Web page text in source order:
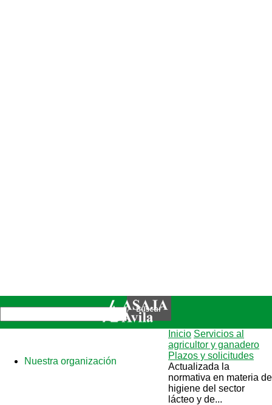
Nuestra organización
Inicio Servicios al
agricultor y ganadero
Plazos y solicitudes
Actualizada la
normativa en materia de
higiene del sector
lácteo y de...